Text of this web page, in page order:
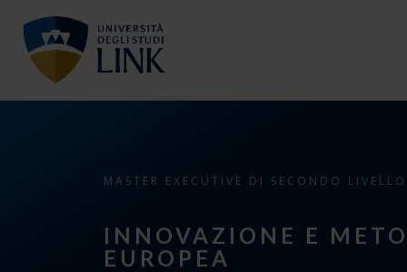
MASTER EXECUTIVE DI SECONDO LIVELLO
INNOVAZIONE E
EUROPEA